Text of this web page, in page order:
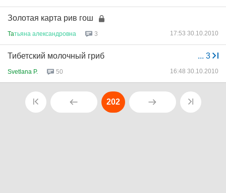
Золотая карта рив гош
Taтьяна александровна 3 17:53 30.10.2010
... 3
Тибетский молочный гриб
Svetlana P. 50 16:48 30.10.2010
202